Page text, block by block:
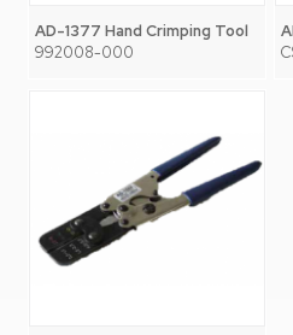
AD-1377 Hand Crimping Tool
992008-000